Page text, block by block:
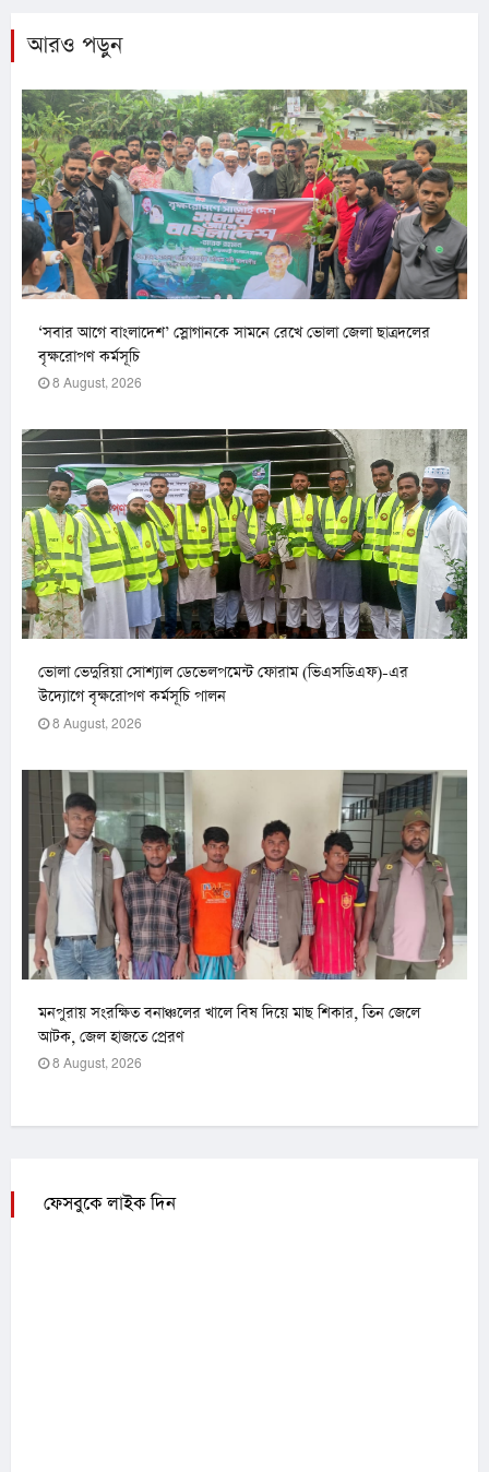
আরও পড়ুন
‘সবার আগে বাংলাদেশ’ স্লোগানকে সামনে রেখে ভোলা জেলা ছাত্রদলের
বৃক্ষরোপণ কর্মসূচি
8 August, 2026
ভোলা ভেদুরিয়া সোশ্যাল ডেভেলপমেন্ট ফোরাম (ভিএসডিএফ)-এর
উদ্যোগে বৃক্ষরোপণ কর্মসূচি পালন
8 August, 2026
মনপুরায় সংরক্ষিত বনাঞ্চলের খালে বিষ দিয়ে মাছ শিকার, তিন জেলে
আটক, জেল হাজতে প্রেরণ
8 August, 2026
ফেসবুকে লাইক দিন